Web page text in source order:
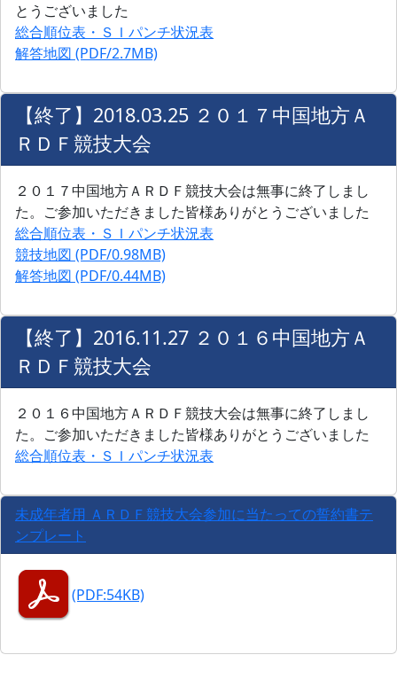
とうございました
総合順位表・ＳＩパンチ状況表
解答地図 (PDF/2.7MB)
【終了】2018.03.25 ２０１７中国地方Ａ
ＲＤＦ競技大会
２０１７中国地方ＡＲＤＦ競技大会は無事に終了しまし
た。ご参加いただきました皆様ありがとうございました
総合順位表・ＳＩパンチ状況表
競技地図 (PDF/0.98MB)
解答地図 (PDF/0.44MB)
【終了】2016.11.27 ２０１６中国地方Ａ
ＲＤＦ競技大会
２０１６中国地方ＡＲＤＦ競技大会は無事に終了しまし
た。ご参加いただきました皆様ありがとうございました
総合順位表・ＳＩパンチ状況表
未成年者用 ＡＲＤＦ競技大会参加に当たっての誓約書テ
ンプレート
(PDF:54KB)